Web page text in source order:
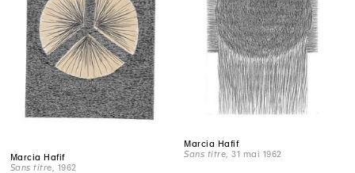
Marcia Hafif
Sans titre , 1962
Marcia Hafif
Sans titre , 31 mai 1962